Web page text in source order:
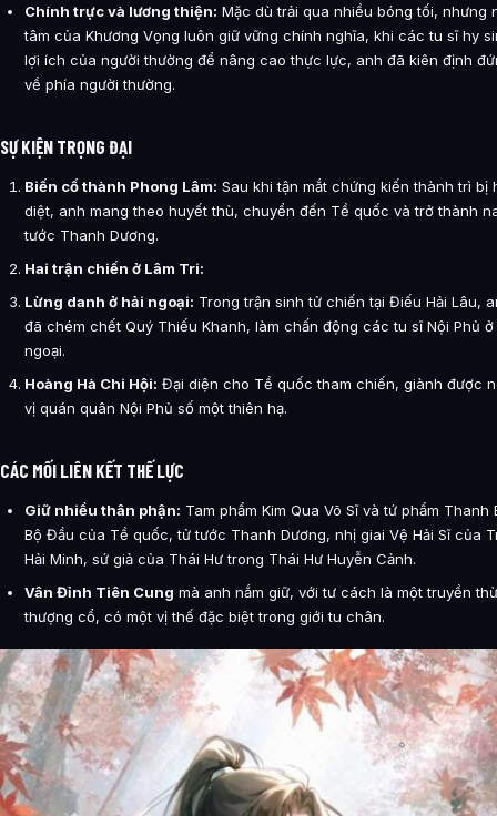
Chính trực và lương thiện: Mặc dù trải qua nhiều bóng tối, nhưng
tâm của Khương Vọng luôn giữ vững chính nghĩa, khi các tu sĩ hy
lợi ích của người thường để nâng cao thực lực, anh đã kiên định
về phía người thường.
SỰ KIỆN TRỌNG ĐẠI
Biến cố thành Phong Lâm: Sau khi tận mắt chứng kiến thành trì bị
diệt, anh mang theo huyết thù, chuyển đến Tề quốc và trở thành
tước Thanh Dương.
Hai trận chiến ở Lâm Tri:
Lừng danh ở hải ngoại: Trong trận sinh tử chiến tại Điếu Hải Lâu,
đã chém chết Quý Thiếu Khanh, làm chấn động các tu sĩ Nội Phủ ở
ngoại.
Hoàng Hà Chi Hội: Đại diện cho Tề quốc tham chiến, giành được
vị quán quân Nội Phủ số một thiên hạ.
CÁC MỐI LIÊN KẾT THẾ LỰC
Giữ nhiều thân phận: Tam phẩm Kim Qua Võ Sĩ và tứ phẩm Thanh
Bộ Đầu của Tề quốc, tử tước Thanh Dương, nhị giai Vệ Hải Sĩ của
Hải Minh, sứ giả của Thái Hư trong Thái Hư Huyễn Cảnh.
Vân Đỉnh Tiên Cung mà anh nắm giữ, với tư cách là một truyền
thượng cổ, có một vị thế đặc biệt trong giới tu chân.